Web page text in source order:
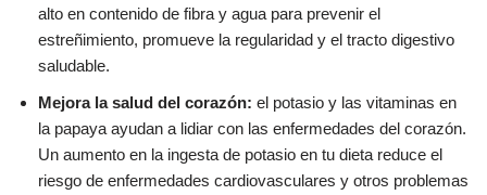
alto en contenido de fibra y agua para prevenir el
estreñimiento, promueve la regularidad y el tracto digestivo
saludable.
Mejora la salud del corazón: el potasio y las vitaminas en
la papaya ayudan a lidiar con las enfermedades del corazón.
Un aumento en la ingesta de potasio en tu dieta reduce el
riesgo de enfermedades cardiovasculares y otros problemas